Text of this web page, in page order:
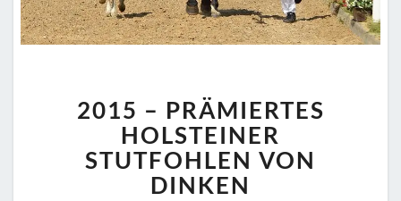
–
PRÄMIERTES
HOLSTEINER
STUTFOHLEN
VON
2015 – PRÄMIERTES
HOLSTEINER
STUTFOHLEN VON
DINKEN